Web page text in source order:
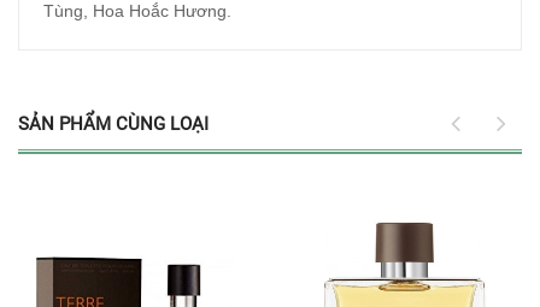
Tùng, Hoa Hoắc Hương.
SẢN PHẨM CÙNG LOẠI